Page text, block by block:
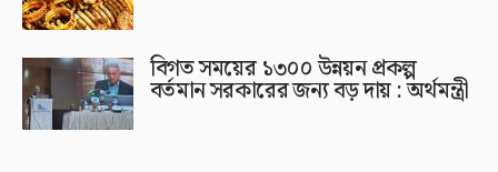
বিগত সময়ের ১৩০০ উন্নয়ন প্রকল্প
বর্তমান সরকারের জন্য বড় দায় : অর্থমন্ত্রী